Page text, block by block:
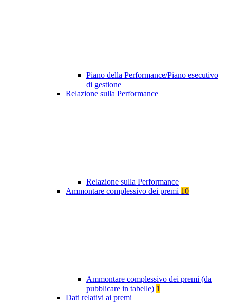
Piano della Performance/Piano esecutivo
di gestione
Relazione sulla Performance
Relazione sulla Performance
Ammontare complessivo dei premi 10
Ammontare complessivo dei premi (da
pubblicare in tabelle) 1
Dati relativi ai premi